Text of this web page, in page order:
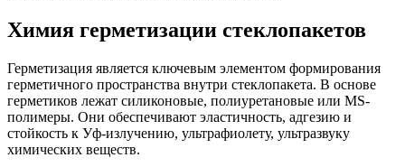
Химия герметизации стеклопакетов
Герметизация является ключевым элементом формирования
герметичного пространства внутри стеклопакета. В основе
герметиков лежат силиконовые, полиуретановые или MS-
полимеры. Они обеспечивают эластичность, адгезию и
стойкость к Уф-излучению, ультрафиолету, ультразвуку
химических веществ.